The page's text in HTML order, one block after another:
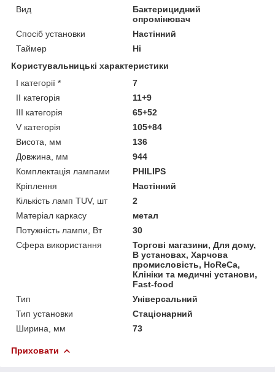
Вид
Бактерицидний
опромінювач
Спосіб установки
Настінний
Таймер
Ні
Користувальницькі характеристики
I категорії *
7
II категорія
11+9
III категорія
65+52
V категорія
105+84
Висота, мм
136
Довжина, мм
944
Комплектація лампами
PHILIPS
Кріплення
Настінний
Кількість ламп TUV, шт
2
Матеріал каркасу
метал
Потужність лампи, Вт
30
Сфера використання
Торгові магазини, Для дому,
В установах, Харчова
промисловість, HoReCa,
Клініки та медичні установи,
Fast-food
Тип
Універсальний
Тип установки
Стаціонарний
Ширина, мм
73
Приховати